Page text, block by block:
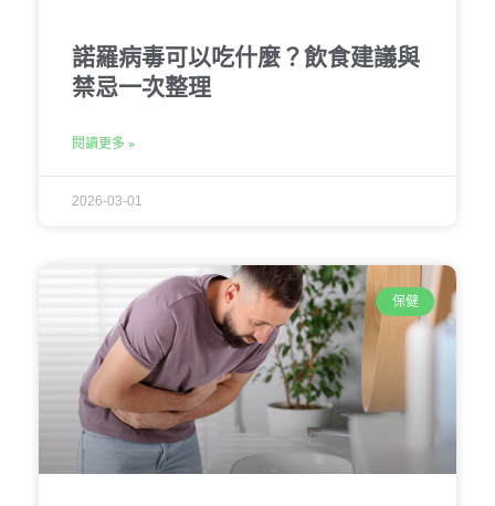
諾羅病毒可以吃什麼？飲食建議與
禁忌一次整理
閱讀更多 »
2026-03-01
保健